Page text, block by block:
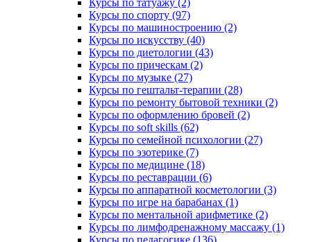
Курсы по татуажу (2)
Курсы по спорту (97)
Курсы по машиностроению (2)
Курсы по искусству (40)
Курсы по диетологии (43)
Курсы по прическам (2)
Курсы по музыке (27)
Курсы по гештальт-терапии (28)
Курсы по ремонту бытовой техники (2)
Курсы по оформлению бровей (2)
Курсы по soft skills (62)
Курсы по семейной психологии (27)
Курсы по эзотерике (7)
Курсы по медицине (18)
Курсы по реставрации (6)
Курсы по аппаратной косметологии (3)
Курсы по игре на барабанах (1)
Курсы по ментальной арифметике (2)
Курсы по лимфодренажному массажу (1)